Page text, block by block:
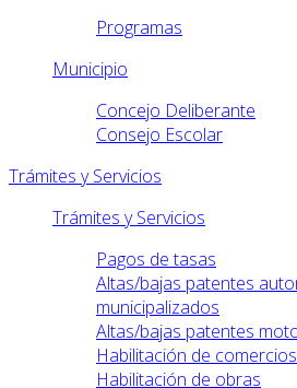
Programas
Municipio
Concejo Deliberante
Consejo Escolar
Trámites y Servicios
Trámites y Servicios
Pagos de tasas
Altas/bajas patentes
municipalizados
Altas/bajas patentes
Habilitación de comercios
Habilitación de obras